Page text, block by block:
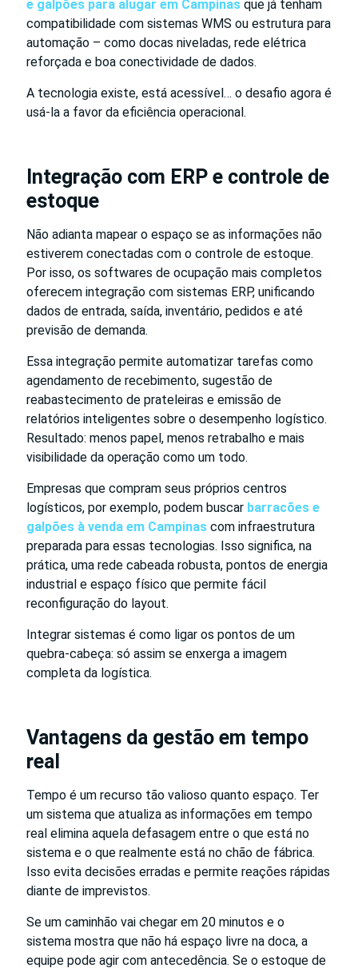
e galpões para alugar em Campinas que já tenham
compatibilidade com sistemas WMS ou estrutura para
automação – como docas niveladas, rede elétrica
reforçada e boa conectividade de dados.
A tecnologia existe, está acessível… o desafio agora é
usá-la a favor da eficiência operacional.
Integração com ERP e controle de
estoque
Não adianta mapear o espaço se as informações não
estiverem conectadas com o controle de estoque.
Por isso, os softwares de ocupação mais completos
oferecem integração com sistemas ERP, unificando
dados de entrada, saída, inventário, pedidos e até
previsão de demanda.
Essa integração permite automatizar tarefas como
agendamento de recebimento, sugestão de
reabastecimento de prateleiras e emissão de
relatórios inteligentes sobre o desempenho logístico.
Resultado: menos papel, menos retrabalho e mais
visibilidade da operação como um todo.
Empresas que compram seus próprios centros
logísticos, por exemplo, podem buscar barracões e
galpões à venda em Campinas com infraestrutura
preparada para essas tecnologias. Isso significa, na
prática, uma rede cabeada robusta, pontos de energia
industrial e espaço físico que permite fácil
reconfiguração do layout.
Integrar sistemas é como ligar os pontos de um
quebra-cabeça: só assim se enxerga a imagem
completa da logística.
Vantagens da gestão em tempo
real
Tempo é um recurso tão valioso quanto espaço. Ter
um sistema que atualiza as informações em tempo
real elimina aquela defasagem entre o que está no
sistema e o que realmente está no chão de fábrica.
Isso evita decisões erradas e permite reações rápidas
diante de imprevistos.
Se um caminhão vai chegar em 20 minutos e o
sistema mostra que não há espaço livre na doca, a
equipe pode agir com antecedência. Se o estoque de